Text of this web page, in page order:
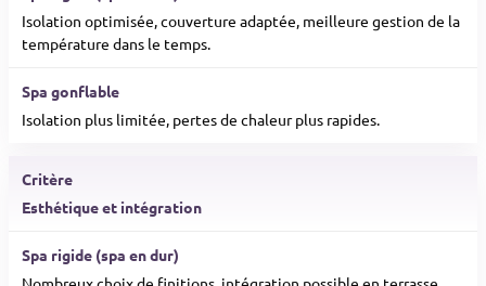
Isolation optimisée, couverture adaptée, meilleure gestion de la
température dans le temps.
Isolation plus limitée, pertes de chaleur plus rapides.
Esthétique et intégration